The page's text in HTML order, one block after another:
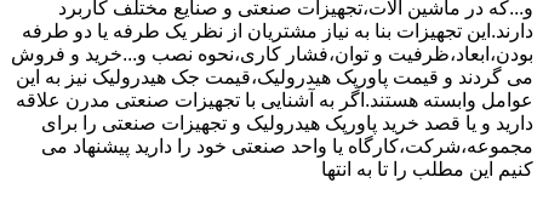
و...که در ماشین آلات،تجهیزات صنعتی و صنایع مختلف کاربرد
دارند.این تجهیزات بنا به نیاز مشتریان از نظر یک طرفه یا دو طرفه
بودن،ابعاد،ظرفیت و توان،فشار کاری،نحوه نصب و...خرید و فروش
می گردند و قیمت پاورپک هیدرولیک،قیمت جک هیدرولیک نیز به این
عوامل وابسته هستند.اگر به آشنایی با تجهیزات صنعتی مدرن علاقه
دارید و یا قصد خرید پاورپک هیدرولیک و تجهیزات صنعتی را برای
مجموعه،شرکت،کارگاه یا واحد صنعتی خود را دارید پیشنهاد می
کنیم این مطلب را تا به انتها